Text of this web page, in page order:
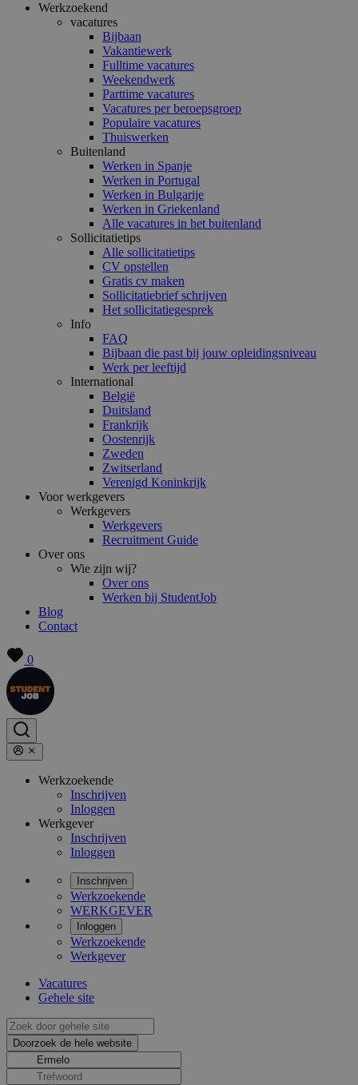
Werkzoekend
vacatures
Bijbaan
Vakantiewerk
Fulltime vacatures
Weekendwerk
Parttime vacatures
Vacatures per beroepsgroep
Populaire vacatures
Thuiswerken
Buitenland
Werken in Spanje
Werken in Portugal
Werken in Bulgarije
Werken in Griekenland
Alle vacatures in het buitenland
Sollicitatietips
Alle sollicitatietips
CV opstellen
Gratis cv maken
Sollicitatiebrief schrijven
Het sollicitatiegesprek
Info
FAQ
Bijbaan die past bij jouw opleidingsniveau
Werk per leeftijd
International
België
Duitsland
Frankrijk
Oostenrijk
Zweden
Zwitserland
Verenigd Koninkrijk
Voor werkgevers
Werkgevers
Werkgevers
Recruitment Guide
Over ons
Wie zijn wij?
Over ons
Werken bij StudentJob
Blog
Contact
0
Werkzoekende
Inschrijven
Inloggen
Werkgever
Inschrijven
Inloggen
Inschrijven
Werkzoekende
WERKGEVER
Inloggen
Werkzoekende
Werkgever
Vacatures
Gehele site